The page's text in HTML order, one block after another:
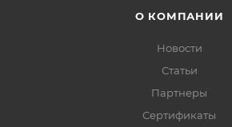
О КОМПАНИИ
Новости
Статьи
Партнеры
Сертификаты